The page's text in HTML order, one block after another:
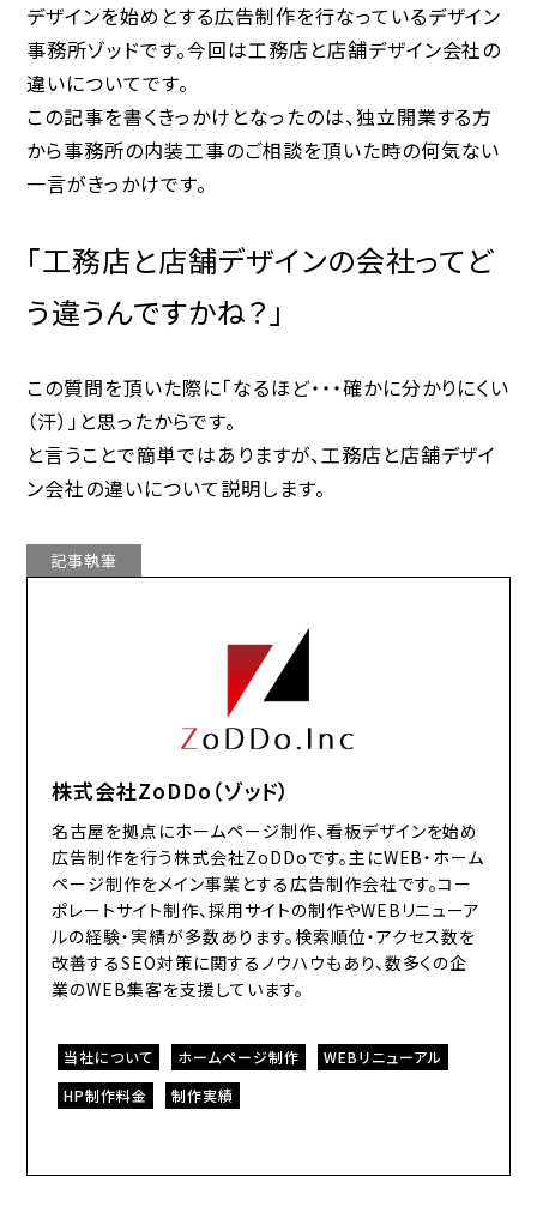
デザインを始めとする広告制作を行なっているデザイン
事務所ゾッドです。今回は工務店と店舗デザイン会社の
違いについてです。
この記事を書くきっかけとなったのは、独立開業する方
から事務所の内装工事のご相談を頂いた時の何気ない
一言がきっかけです。
「工務店と店舗デザインの会社ってど
う違うんですかね？」
この質問を頂いた際に「なるほど・・・確かに分かりにくい
（汗）」と思ったからです。
と言うことで簡単ではありますが、工務店と店舗デザイ
ン会社の違いについて説明します。
記事執筆
株式会社ZoDDo（ゾッド）
名古屋を拠点にホームページ制作、看板デザインを始め
広告制作を行う株式会社ZoDDoです。主にWEB・ホーム
ページ制作をメイン事業とする広告制作会社です。コー
ポレートサイト制作、採用サイトの制作やWEBリニューア
ルの経験・実績が多数あります。検索順位・アクセス数を
改善するSEO対策に関するノウハウもあり、数多くの企
業のWEB集客を支援しています。
当社について ホームページ制作
WEBリニューアル
HP制作料金
制作実績